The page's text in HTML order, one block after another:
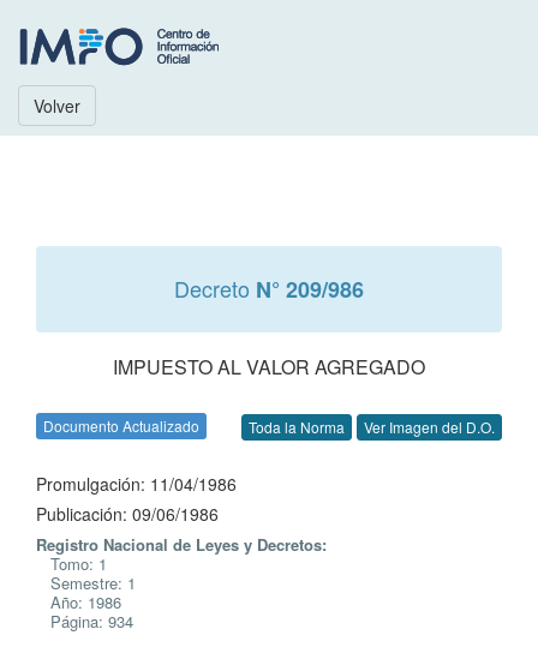
Volver
Decreto N° 209/986
IMPUESTO AL VALOR AGREGADO
Documento Actualizado Toda la Norma Ver Imagen del D.O.
Promulgación: 11/04/1986
Publicación: 09/06/1986
Registro Nacional de Leyes y Decretos:
Tomo: 1
Semestre: 1
Año: 1986
Página: 934